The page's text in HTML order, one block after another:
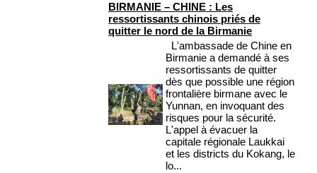
BIRMANIE – CHINE : Les
ressortissants chinois priés de
quitter le nord de la Birmanie
L'ambassade de Chine en
Birmanie a demandé à ses
ressortissants de quitter
dès que possible une région
frontalière birmane avec le
Yunnan, en invoquant des
risques pour la sécurité.
L'appel à évacuer la
capitale régionale Laukkai
et les districts du Kokang, le
lo...